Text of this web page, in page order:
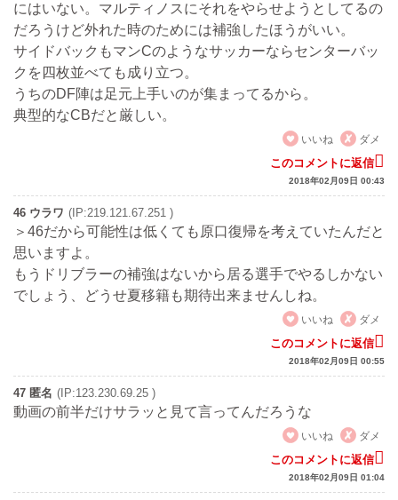
にはいない。マルティノスにそれをやらせようとしてるの
だろうけど外れた時のためには補強したほうがいい。
サイドバックもマンCのようなサッカーならセンターバッ
クを四枚並べても成り立つ。
うちのDF陣は足元上手いのが集まってるから。
典型的なCBだと厳しい。
いいね
ダメ
このコメントに返信
2018年02月09日 00:43
46 ウラワ (IP:219.121.67.251 )
＞46だから可能性は低くても原口復帰を考えていたんだと
思いますよ。
もうドリブラーの補強はないから居る選手でやるしかない
でしょう、どうせ夏移籍も期待出来ませんしね。
いいね
ダメ
このコメントに返信
2018年02月09日 00:55
47 匿名 (IP:123.230.69.25 )
動画の前半だけサラッと見て言ってんだろうな
いいね
ダメ
このコメントに返信
2018年02月09日 01:04